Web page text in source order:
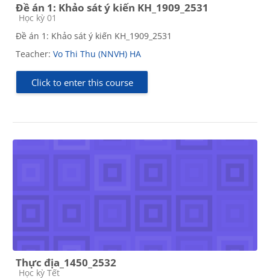
Đề án 1: Khảo sát ý kiến KH_1909_2531
Course category
Học kỳ 01
Đề án 1: Khảo sát ý kiến KH_1909_2531
Teacher: Vo Thi Thu (NNVH) HA
Click to enter this course
Thực địa_1450_2532
Course category
Học kỳ Tết